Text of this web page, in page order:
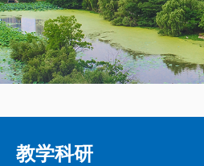
教学科研